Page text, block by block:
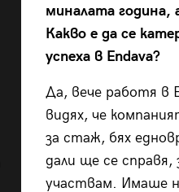
миналата година,
Какво е да се
успеха в Endava?
Да, вече работя в
видях, че
за стаж, бях
дали ще се
участвам. Имаше